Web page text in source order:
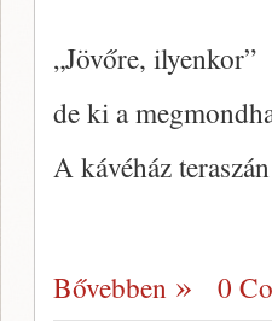
„Jövőre, ilyenkor”
de ki a
A kávéház
Bővebben 0